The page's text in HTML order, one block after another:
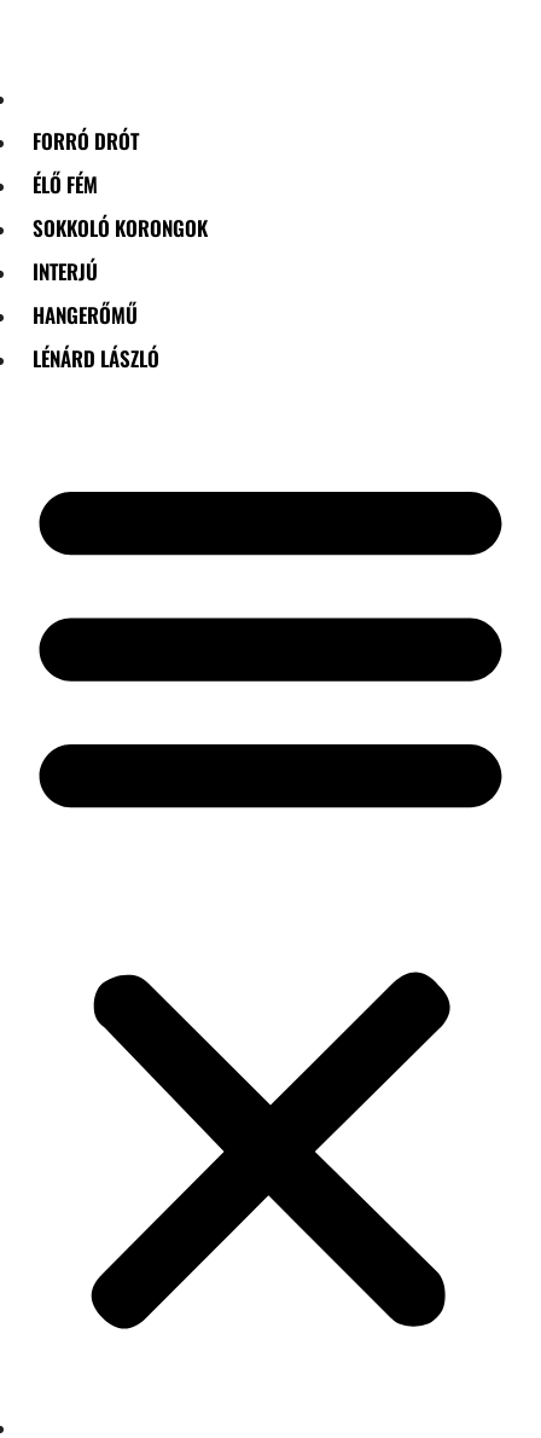
FORRÓ DRÓT
ÉLŐ FÉM
SOKKOLÓ KORONGOK
INTERJÚ
HANGERŐMŰ
LÉNÁRD LÁSZLÓ